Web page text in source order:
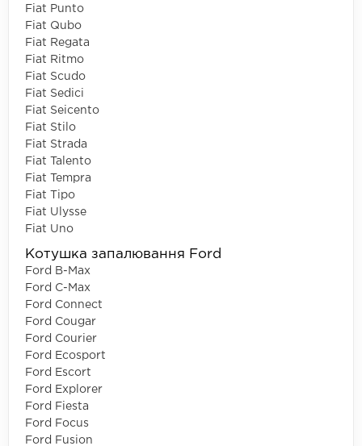
Fiat Punto
Fiat Qubo
Fiat Regata
Fiat Ritmo
Fiat Scudo
Fiat Sedici
Fiat Seicento
Fiat Stilo
Fiat Strada
Fiat Talento
Fiat Tempra
Fiat Tipo
Fiat Ulysse
Fiat Uno
Котушка запалювання Ford
Ford B-Max
Ford C-Max
Ford Connect
Ford Cougar
Ford Courier
Ford Ecosport
Ford Escort
Ford Explorer
Ford Fiesta
Ford Focus
Ford Fusion